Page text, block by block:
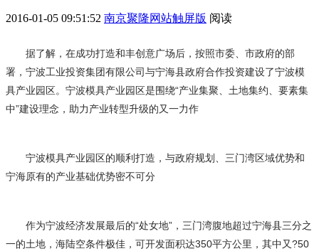
2016-01-05 09:51:52 南京聚隆网站触屏版 阅读
据了解，在成功打造和丰创意广场后，按照市委、市政府的部
署，宁波工业投资集团有限公司与宁海县政府合作投资建设了宁波模
具产业园区。宁波模具产业园区是围绕“产业集聚、土地集约、要素集
中”建设理念，助力产业转型升级的又一力作
宁波模具产业园区的顺利打造，与政府规划、三门湾区域优势和
宁海原有的产业基础优势密不可分
作为宁波经济发展最后的“处女地”，三门湾腹地超过宁海县三分之
一的土地，海陆空条件极佳，可开发面积达350平方公里，其中又?50